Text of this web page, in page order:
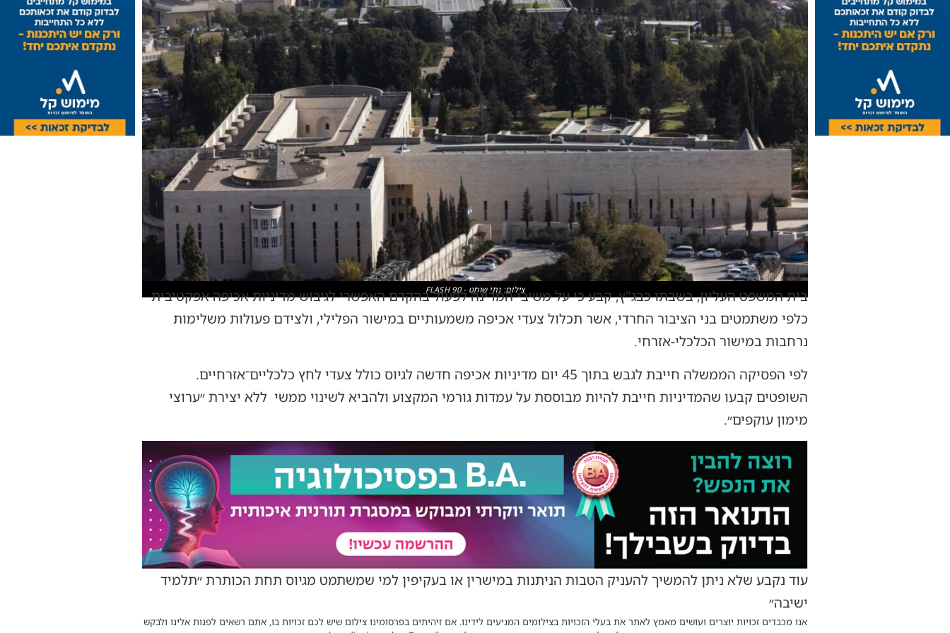
צילום: נתי שוחט - FLASH 90
בית המשפט העליון, בשבתו כבג"ץ, קבע כי על משיבי המדינה לפעול בהקדם האפשרי לגיבוש מדיניות אכיפה אפקטיבית
כלפי משתמטים בני הציבור החרדי, אשר תכלול צעדי אכיפה משמעותיים במישור הפלילי, ולצידם פעולות משלימות
נרחבות במישור הכלכלי-אזרחי.
לפי הפסיקה הממשלה חייבת לגבש בתוך 45 יום מדיניות אכיפה חדשה לגיוס כולל צעדי לחץ כלכליים־אזרחיים.
השופטים קבעו שהמדיניות חייבת להיות מבוססת על עמדות גורמי המקצוע ולהביא לשינוי ממשי ללא יצירת ״ערוצי
מימון עוקפים״.
עוד נקבע שלא ניתן להמשיך להעניק הטבות הניתנות במישרין או בעקיפין למי שמשתמט מגיוס תחת הכותרת ״תלמיד
ישיבה״
אנו מכבדים זכויות יוצרים ועושים מאמץ לאתר את בעלי הזכויות בצילומים המגיעים לידינו. אם זיהיתים בפרסומינו צילום שיש לכם זכויות בו, אתם רשאים לפנות אלינו ולבקש